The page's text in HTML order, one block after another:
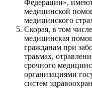
Федерации»,
медицинской
медицинского
Скорая, в том
медицинская
гражданам при
травмах,
срочного
организациями
систем